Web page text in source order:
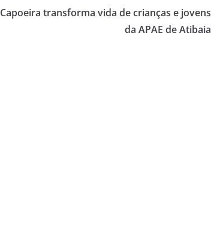
Capoeira transforma vida de crianças e jovens
da APAE de Atibaia